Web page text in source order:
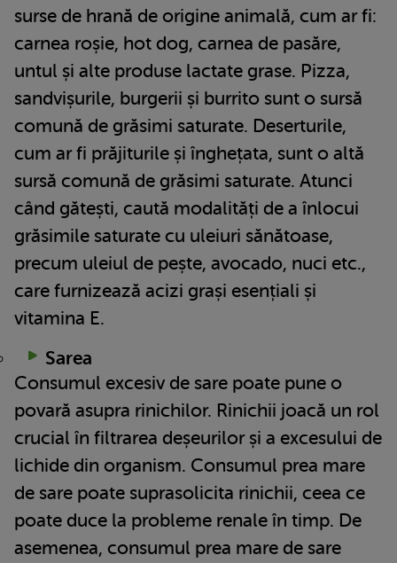
surse de hrană de origine animală, cum ar fi:
carnea roșie, hot dog, carnea de pasăre,
untul și alte produse lactate grase. Pizza,
sandvișurile, burgerii și burrito sunt o sursă
comună de grăsimi saturate. Deserturile,
cum ar fi prăjiturile și înghețata, sunt o altă
sursă comună de grăsimi saturate. Atunci
când gătești, caută modalități de a înlocui
grăsimile saturate cu uleiuri sănătoase,
precum uleiul de pește, avocado, nuci etc.,
care furnizează acizi grași esențiali și
vitamina E.
Sarea
Consumul excesiv de sare poate pune o
povară asupra rinichilor. Rinichii joacă un rol
crucial în filtrarea deșeurilor și a excesului de
lichide din organism. Consumul prea mare
de sare poate suprasolicita rinichii, ceea ce
poate duce la probleme renale în timp. De
asemenea, consumul prea mare de sare